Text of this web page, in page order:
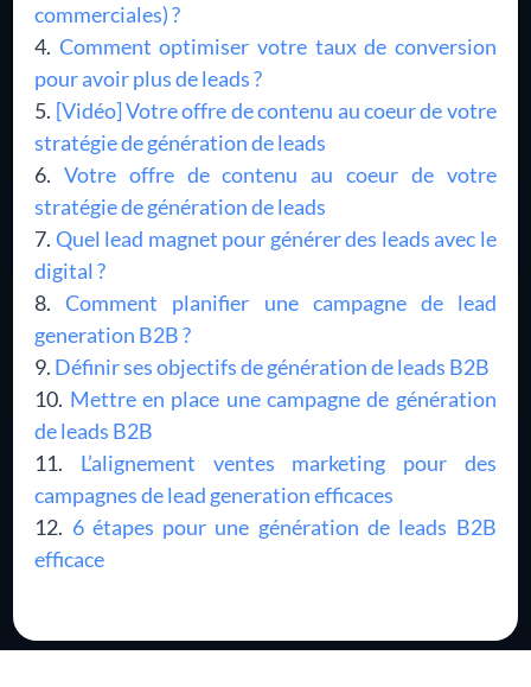
commerciales) ?
Comment optimiser votre taux de conversion
pour avoir plus de leads ?
[Vidéo] Votre offre de contenu au coeur de votre
stratégie de génération de leads
Votre offre de contenu au coeur de votre
stratégie de génération de leads
Quel lead magnet pour générer des leads avec le
digital ?
Comment planifier une campagne de lead
generation B2B ?
Définir ses objectifs de génération de leads B2B
Mettre en place une campagne de génération
de leads B2B
L’alignement ventes marketing pour des
campagnes de lead generation efficaces
6 étapes pour une génération de leads B2B
efficace